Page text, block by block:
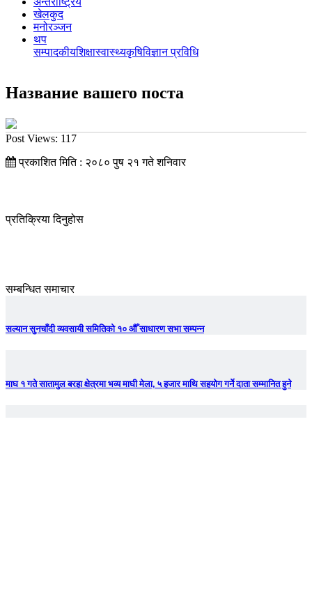
खेलकुद
मनोरञ्जन
थप
सम्पादकीयशिक्षास्वास्थ्यकृषिविज्ञान प्रविधि
Название вашего поста
Post Views: 117
प्रकाशित मिति : २०८० पुष २१ गते शनिवार
प्रतिक्रिया दिनुहोस
सम्बन्धित समाचार
सल्यान सुनचाँदी व्यवसायी समितिको १० औँ साधारण सभा सम्पन्न
माघ १ गते सातामुल बरहा क्षेत्रमा भव्य माघी मेला, ५ हजार माथि सहयोग गर्ने दाता सम्मानित हुने